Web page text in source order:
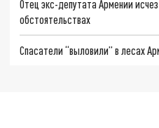
Отец экс-депутата Армении
обстоятельствах
Спасатели “выловили” в лесах